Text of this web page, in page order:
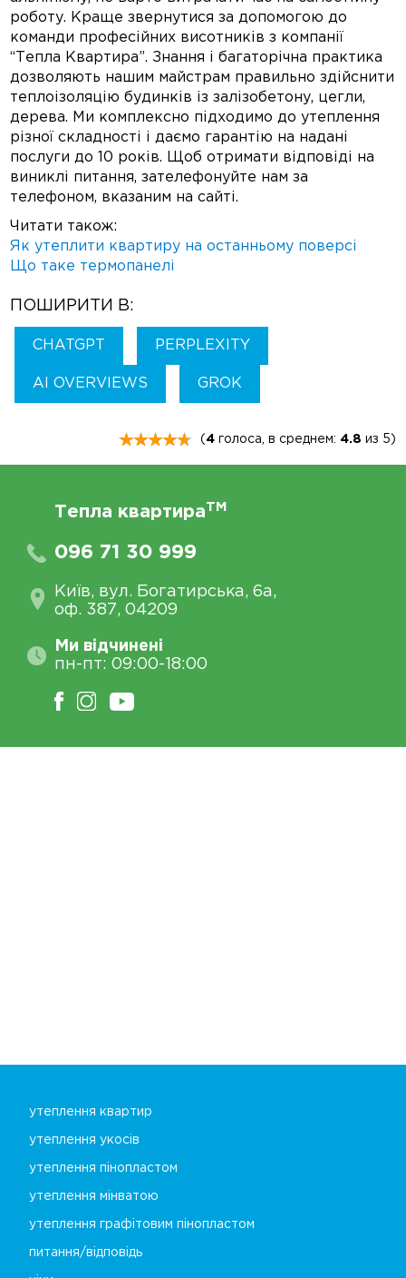
роботу. Краще звернутися за допомогою до
команди професійних висотників з компанії
“Тепла Квартира”. Знання і багаторічна практика
дозволяють нашим майстрам правильно здійснити
теплоізоляцію будинків із залізобетону, цегли,
дерева. Ми комплексно підходимо до утеплення
різної складності і даємо гарантію на надані
послуги до 10 років. Щоб отримати відповіді на
виниклі питання, зателефонуйте нам за
телефоном, вказаним на сайті.
Читати також:
Як утеплити квартиру на останньому поверсі
Що таке термопанелі
ПОШИРИТИ В:
CHATGPT PERPLEXITY
AI OVERVIEWS GROK
( 4голоса, в среднем: 4.8 из 5)
утеплення квартир
утеплення укосів
утеплення пінопластом
утеплення мінватою
утеплення графітовим пінопластом
питання/відповідь
Тепла квартираTM
096 71 30 999
Київ, вул. Богатирська, 6а,
оф. 387, 04209
Ми відчинені
пн-пт: 09:00-18:00